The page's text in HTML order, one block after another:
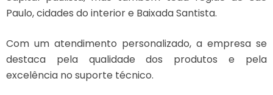
Paulo, cidades do interior e Baixada Santista.
Com um atendimento personalizado, a empresa se
destaca pela qualidade dos produtos e pela
excelência no suporte técnico.